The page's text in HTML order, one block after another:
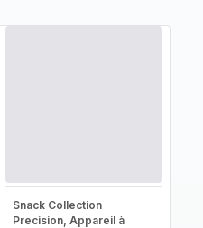
Snack Collection
Precision, Appareil à